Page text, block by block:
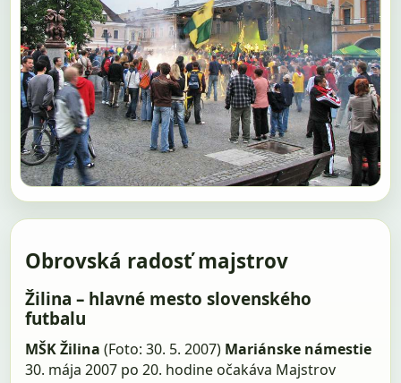
Obrovská radosť majstrov
Žilina – hlavné mesto slovenského
futbalu
MŠK Žilina(Foto: 30. 5. 2007) Mariánske námestie
30. mája 2007 po 20. hodine očakáva Majstrov